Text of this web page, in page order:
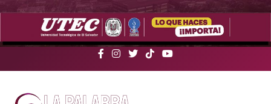
Saltar